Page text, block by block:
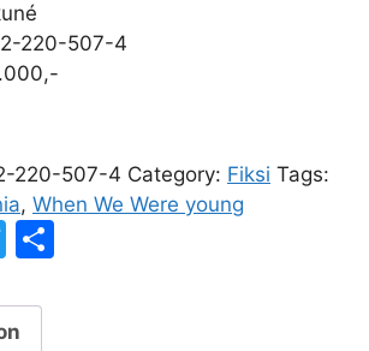
220-507-4
220-507-4 Category: Fiksi Tags:
, When We Were young
T
itt